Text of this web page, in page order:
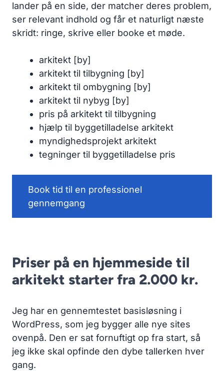
lander på en side, der matcher deres problem,
ser relevant indhold og får et naturligt næste
skridt: ringe, skrive eller booke et møde.
arkitekt [by]
arkitekt til tilbygning [by]
arkitekt til ombygning [by]
arkitekt til nybyg [by]
pris på arkitekt til tilbygning
hjælp til byggetilladelse arkitekt
myndighedsprojekt arkitekt
tegninger til byggetilladelse pris
Book tid til en professionel
gennemgang
Priser på en hjemmeside til
arkitekt starter fra 2.000 kr.
Jeg har en gennemtestet basisløsning i
WordPress, som jeg bygger alle nye sites
ovenpå. Den er sat fornuftigt op fra start, så
jeg ikke skal opfinde den dybe tallerken hver
gang.